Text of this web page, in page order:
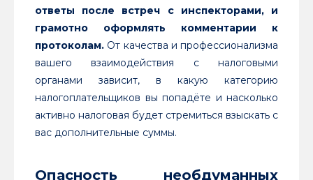
ответы после встреч с инспекторами, и
грамотно оформлять комментарии к
протоколам. От качества и профессионализма
вашего взаимодействия с налоговыми
органами зависит, в какую категорию
налогоплательщиков вы попадёте и насколько
активно налоговая будет стремиться взыскать с
вас дополнительные суммы.
Опасность необдуманных